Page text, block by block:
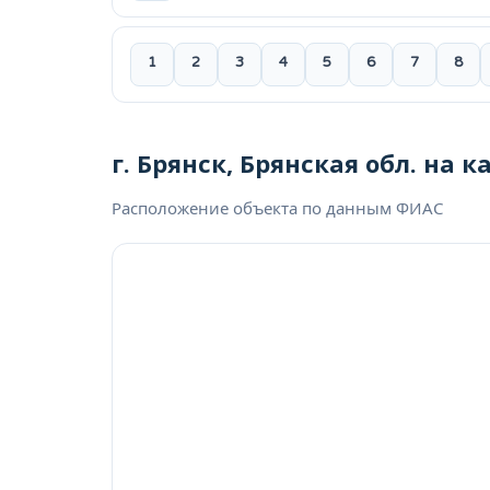
1 2 3 4 5 6 7 8
г. Брянск, Брянская обл. на
Расположение объекта по данным ФИАС